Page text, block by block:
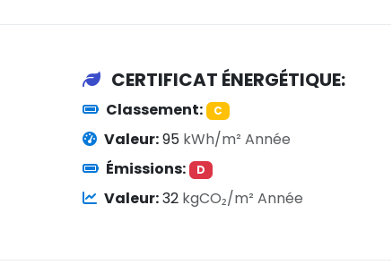
CERTIFICAT ÉNERGÉTIQUE:
Classement: C
Valeur:95 kWh/m² Année
Émissions:
D
Valeur:32 kgCO₂/m² Année